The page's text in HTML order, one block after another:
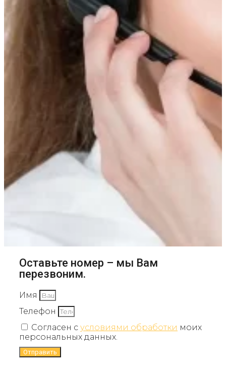
Оставьте номер – мы Вам
перезвоним.
Имя
Телефон
Согласен с условиями обработки моих
персональных данных.
Отправить